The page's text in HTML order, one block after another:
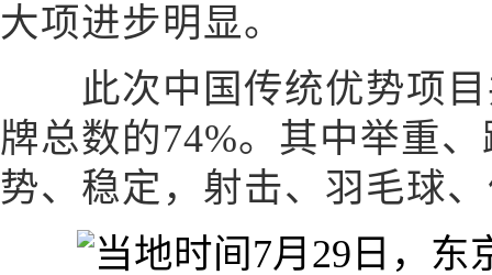
大项进步明显。
此次中国传统优势项目
牌总数的74%。其中举重
势、稳定，射击、羽毛球